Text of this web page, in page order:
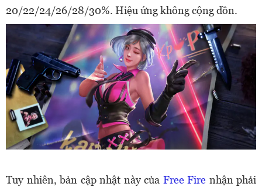
20/22/24/26/28/30%. Hiệu ứng không cộng dồn.
Tuy nhiên, bản cập nhật này của Free Fire nhận phải